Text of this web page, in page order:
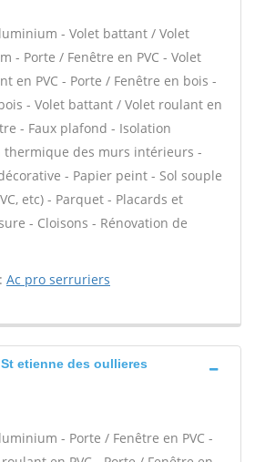
- Volet battant / Volet
- Porte / Fenêtre en PVC - Volet
en PVC - Porte / Fenêtre en bois -
- Volet battant / Volet roulant en
- Faux plafond - Isolation
thermique des murs intérieurs -
- Papier peint - Sol souple
etc) - Parquet - Placards et
- Cloisons - Rénovation de
Ac pro serruriers
etienne des oullieres
- Porte / Fenêtre en PVC -